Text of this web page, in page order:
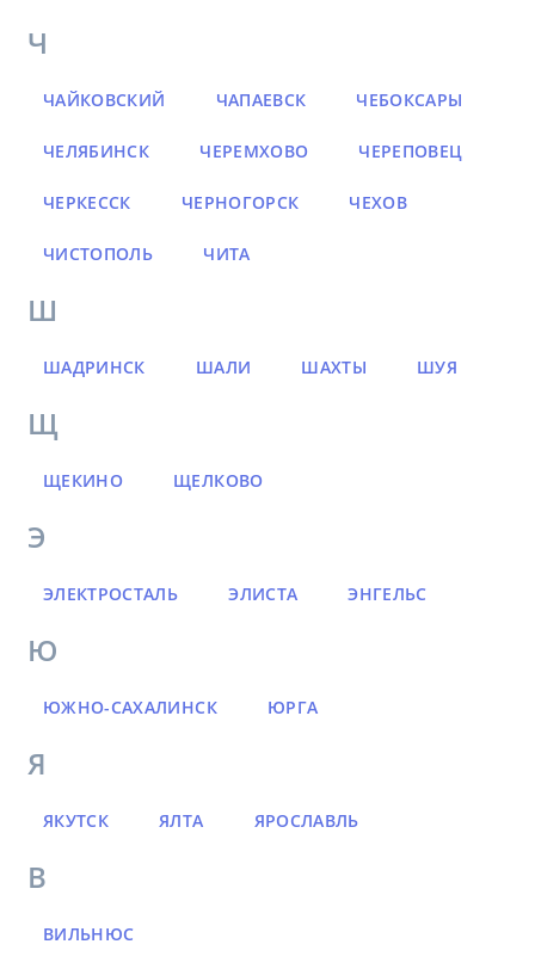
Ч
ЧАЙКОВСКИЙ ЧАПАЕВСК ЧЕБОКСАРЫ
ЧЕЛЯБИНСК ЧЕРЕМХОВО ЧЕРЕПОВЕЦ
ЧЕРКЕССК ЧЕРНОГОРСК ЧЕХОВ
ЧИСТОПОЛЬ ЧИТА
Ш
ШАДРИНСК ШАЛИ ШАХТЫ ШУЯ
Щ
ЩЕКИНО ЩЕЛКОВО
Э
ЭЛЕКТРОСТАЛЬ ЭЛИСТА ЭНГЕЛЬС
Ю
ЮЖНО-САХАЛИНСК ЮРГА
Я
ЯКУТСК ЯЛТА ЯРОСЛАВЛЬ
В
ВИЛЬНЮС